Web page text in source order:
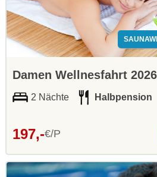
Damen Wellnesfahrt 2026
2 Nächte Halbpension
197,-€/P